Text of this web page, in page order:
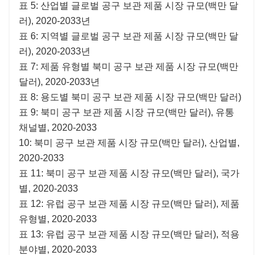
표 5: 산업별 글로벌 공구 보관 제품 시장 규모(백만 달
러), 2020-2033년
표 6: 지역별 글로벌 공구 보관 제품 시장 규모(백만 달
러), 2020-2033년
표 7: 제품 유형별 북미 공구 보관 제품 시장 규모(백만
달러), 2020-2033년
표 8: 용도별 북미 공구 보관 제품 시장 규모(백만 달러)
표 9: 북미 공구 보관 제품 시장 규모(백만 달러), 유통
채널별, 2020-2033
10: 북미 공구 보관 제품 시장 규모(백만 달러), 산업별,
2020-2033
표 11: 북미 공구 보관 제품 시장 규모(백만 달러), 국가
별, 2020-2033
표 12: 유럽 공구 보관 제품 시장 규모(백만 달러), 제품
유형별, 2020-2033
표 13: 유럽 공구 보관 제품 시장 규모(백만 달러), 적용
분야별, 2020-2033